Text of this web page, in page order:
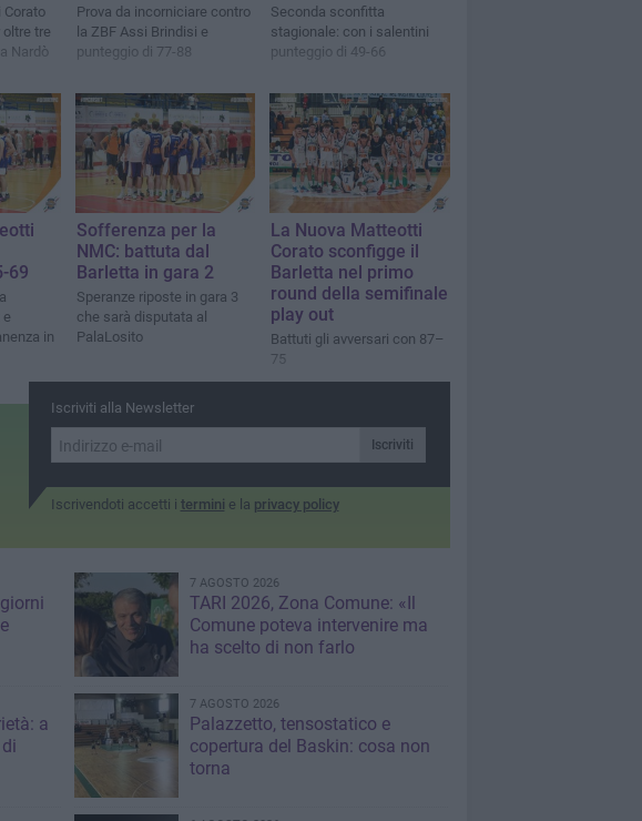
Corato
oltre tre
Nardò
Prova da incorniciare contro
la ZBF Assi Brindisi e
punteggio di 77-88
Seconda sconfitta
stagionale: con i salentini
punteggio di 49-66
69
in
Sofferenza per la
NMC: battuta dal
Barletta in gara 2
Speranze riposte in gara 3
che sarà disputata al
PalaLosito
La Nuova Matteotti
Corato sconfigge il
Barletta nel primo
round della semifinale
play out
Battuti gli avversari con 87–
75
Iscriviti alla Newsletter
Iscriviti
Iscrivendoti accetti i termini e la privacy policy
7 AGOSTO 2026
TARI 2026, Zona Comune: «Il
Comune poteva intervenire ma
ha scelto di non farlo
a
7 AGOSTO 2026
Palazzetto, tensostatico e
copertura del Baskin: cosa non
torna